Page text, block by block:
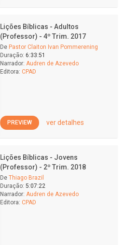
Lições Bíblicas - Adultos
(Professor) - 4º Trim. 2017
De Pastor Claiton Ivan Pommerening
Duração: 6:33:51
Narrador: Audren de Azevedo
Editora: CPAD
PREVIEW ver detalhes
Lições Bíblicas - Jovens
(Professor) - 2º Trim. 2018
De Thiago Brazil
Duração: 5:07:22
Narrador: Audren de Azevedo
Editora: CPAD